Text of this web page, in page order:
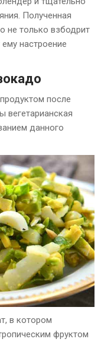
Полученная
не только взбодрит
настроение
после
вегетарианская
данного
в котором
фруктом